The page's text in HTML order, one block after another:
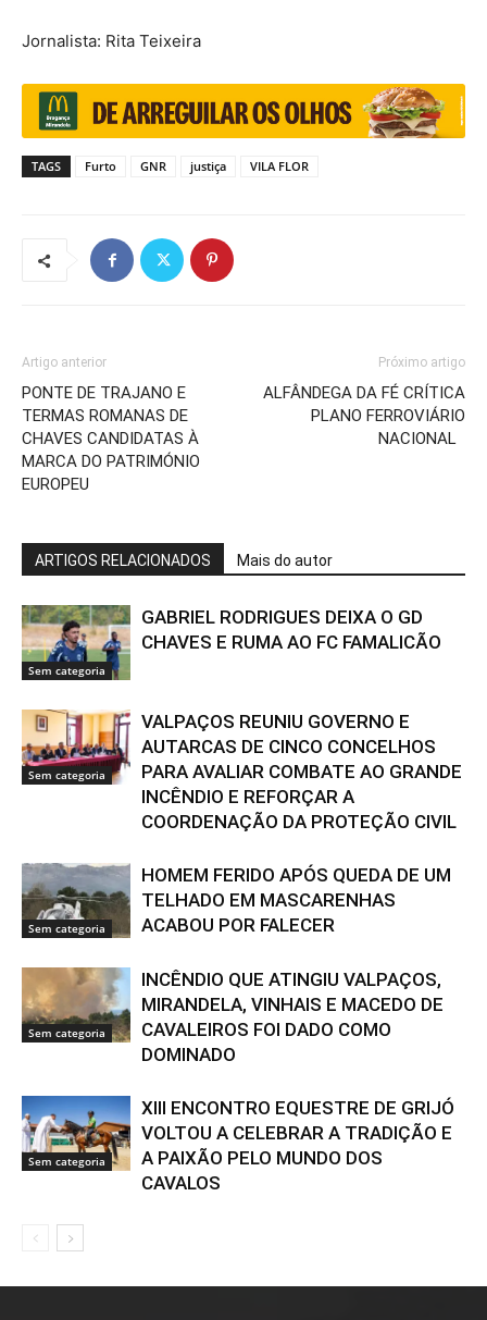
Jornalista: Rita Teixeira
TAGS Furto GNR justiça VILA FLOR
Artigo anterior
PONTE DE TRAJANO E
TERMAS ROMANAS DE
CHAVES CANDIDATAS À
MARCA DO PATRIMÓNIO
EUROPEU
Próximo artigo
ALFÂNDEGA DA FÉ CRÍTICA
PLANO FERROVIÁRIO
NACIONAL
ARTIGOS RELACIONADOS Mais do autor
Sem categoria
GABRIEL RODRIGUES DEIXA O GD
CHAVES E RUMA AO FC FAMALICÃO
Sem categoria
VALPAÇOS REUNIU GOVERNO E
AUTARCAS DE CINCO CONCELHOS
PARA AVALIAR COMBATE AO GRANDE
INCÊNDIO E REFORÇAR A
COORDENAÇÃO DA PROTEÇÃO CIVIL
Sem categoria
HOMEM FERIDO APÓS QUEDA DE UM
TELHADO EM MASCARENHAS
ACABOU POR FALECER
Sem categoria
INCÊNDIO QUE ATINGIU VALPAÇOS,
MIRANDELA, VINHAIS E MACEDO DE
CAVALEIROS FOI DADO COMO
DOMINADO
Sem categoria
XIII ENCONTRO EQUESTRE DE GRIJÓ
VOLTOU A CELEBRAR A TRADIÇÃO E
A PAIXÃO PELO MUNDO DOS
CAVALOS